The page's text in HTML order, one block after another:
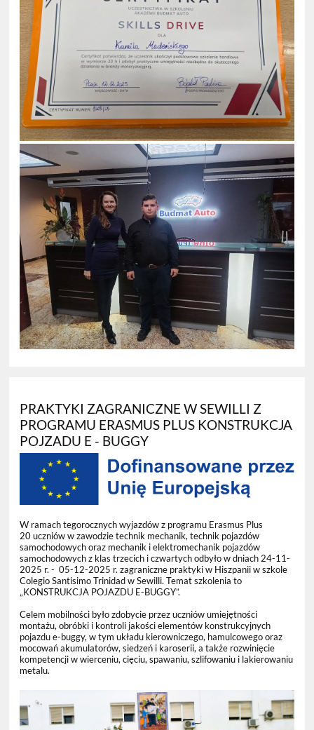
PRAKTYKI ZAGRANICZNE W SEWILLI Z
PROGRAMU ERASMUS PLUS KONSTRUKCJA
POJZADU E - BUGGY
W ramach tegorocznych wyjazdów z programu Erasmus Plus
20 uczniów w zawodzie technik mechanik, technik pojazdów
samochodowych oraz mechanik i elektromechanik pojazdów
samochodowych z klas trzecich i czwartych odbyło w dniach 24-11-
2025 r. - 05-12-2025 r. zagraniczne praktyki w Hiszpanii w szkole
Colegio Santisimo Trinidad w Sewilli. Temat szkolenia to
„KONSTRUKCJA POJAZDU E-BUGGY”.
Celem mobilności było zdobycie przez uczniów umiejętności
montażu, obróbki i kontroli jakości elementów konstrukcyjnych
pojazdu e-buggy, w tym układu kierowniczego, hamulcowego oraz
mocowań akumulatorów, siedzeń i karoserii, a także rozwinięcie
kompetencji w wierceniu, cięciu, spawaniu, szlifowaniu i lakierowaniu
metalu.